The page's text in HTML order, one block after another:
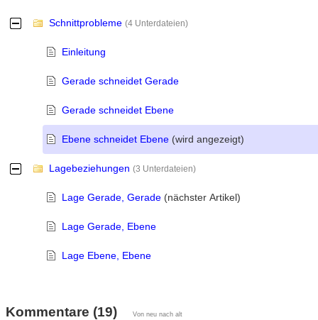
- Schnittprobleme (4 Unterdateien)
Einleitung
Gerade schneidet Gerade
Gerade schneidet Ebene
Ebene schneidet Ebene(wird angezeigt)
- Lagebeziehungen (3 Unterdateien)
Lage Gerade, Gerade(nächster Artikel)
Lage Gerade, Ebene
Lage Ebene, Ebene
Kommentare (19) Von neu nach alt